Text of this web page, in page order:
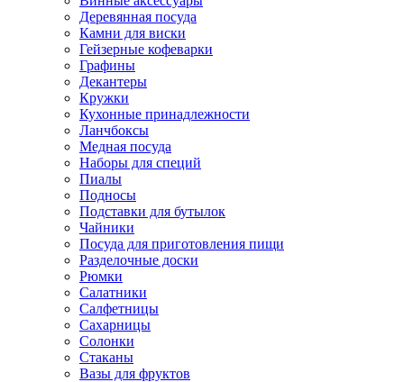
Деревянная посуда
Камни для виски
Гейзерные кофеварки
Графины
Декантеры
Кружки
Кухонные принадлежности
Ланчбоксы
Медная посуда
Наборы для специй
Пиалы
Подносы
Подставки для бутылок
Чайники
Посуда для приготовления пищи
Разделочные доски
Рюмки
Салатники
Салфетницы
Сахарницы
Солонки
Стаканы
Вазы для фруктов